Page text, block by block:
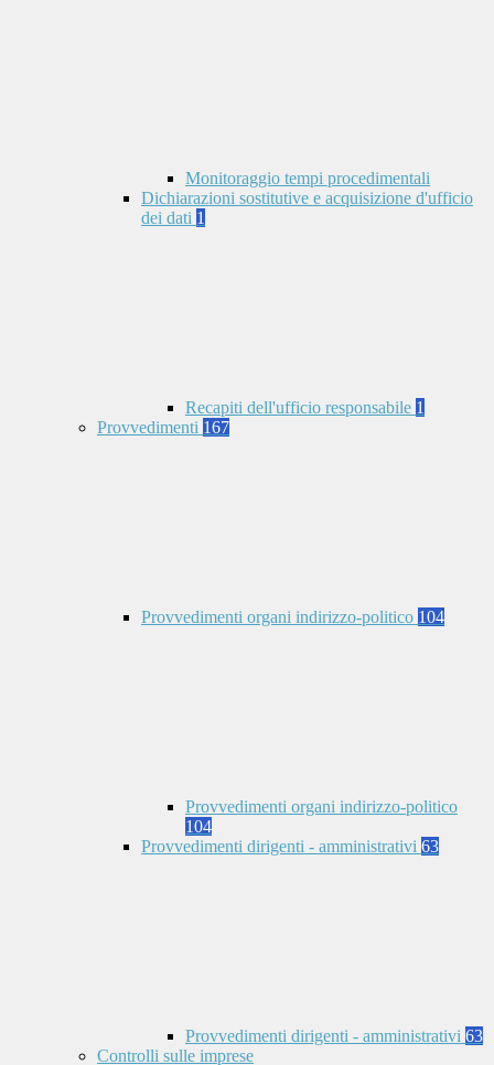
Monitoraggio tempi procedimentali
Dichiarazioni sostitutive e acquisizione d'ufficio
dei dati 1
Recapiti dell'ufficio responsabile 1
Provvedimenti 167
Provvedimenti organi indirizzo-politico 104
Provvedimenti organi indirizzo-politico
104
Provvedimenti dirigenti - amministrativi 63
Provvedimenti dirigenti - amministrativi 63
Controlli sulle imprese